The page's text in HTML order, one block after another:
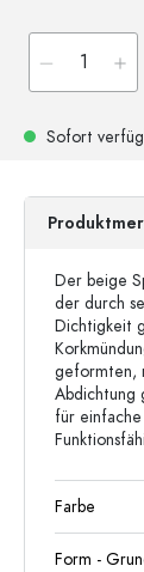
Sofort
Der beige
der durch
Dichtigkeit
geformten,
Abdichtung
für
Farbe
Form -